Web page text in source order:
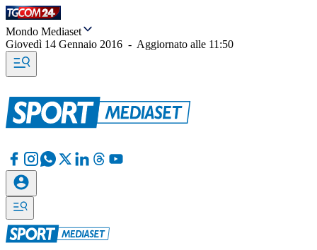
Mondo Mediaset
Giovedì 14 Gennaio 2016 - Aggiornato alle 11:50